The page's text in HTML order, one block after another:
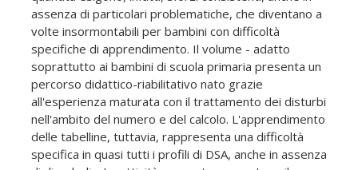
assenza di particolari problematiche, che diventano a
volte insormontabili per bambini con difficoltà
specifiche di apprendimento. Il volume - adatto
soprattutto ai bambini di scuola primaria presenta un
percorso didattico-riabilitativo nato grazie
all'esperienza maturata con il trattamento dei disturbi
nell'ambito del numero e del calcolo. L'apprendimento
delle tabelline, tuttavia, rappresenta una difficoltà
specifica in quasi tutti i profili di DSA, anche in assenza